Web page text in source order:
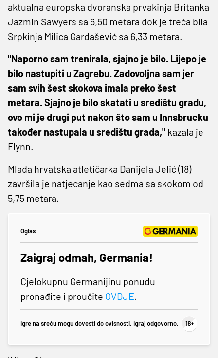
aktualna europska dvoranska prvakinja Britanka
Jazmin Sawyers sa 6,50 metara dok je treća bila
Srpkinja Milica Gardašević sa 6,33 metara.
"Naporno sam trenirala, sjajno je bilo. Lijepo je
bilo nastupiti u Zagrebu. Zadovoljna sam jer
sam svih šest skokova imala preko šest
metara. Sjajno je bilo skatati u središtu gradu,
ovo mi je drugi put nakon što sam u Innsbrucku
također nastupala u središtu grada," kazala je
Flynn.
Mlada hrvatska atletičarka Danijela Jelić (18)
završila je natjecanje kao sedma sa skokom od
5,75 metara.
Oglas
Zaigraj odmah, Germania!
Cjelokupnu Germanijinu ponudu
pronađite i proučite OVDJE.
Igre na sreću mogu dovesti do ovisnosti. Igraj odgovorno.